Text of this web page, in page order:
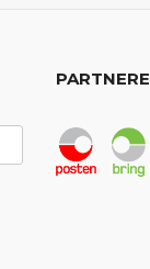
PARTNERE